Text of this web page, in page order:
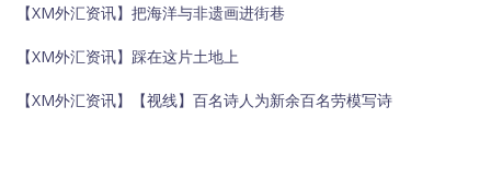
【XM外汇资讯】把海洋与非遗画进街巷
【XM外汇资讯】踩在这片土地上
【XM外汇资讯】【视线】百名诗人为新余百名劳模写诗